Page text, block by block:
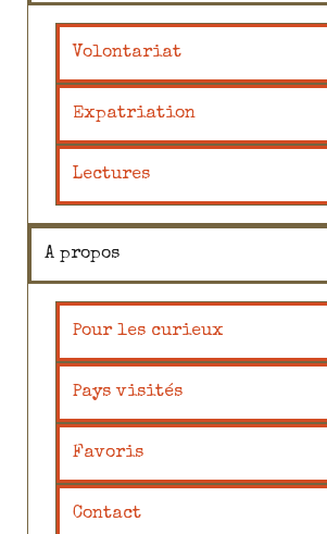
Volontariat
Expatriation
Lectures
A propos
Pour les curieux
Pays visités
Favoris
Contact